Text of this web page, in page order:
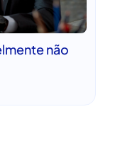
não